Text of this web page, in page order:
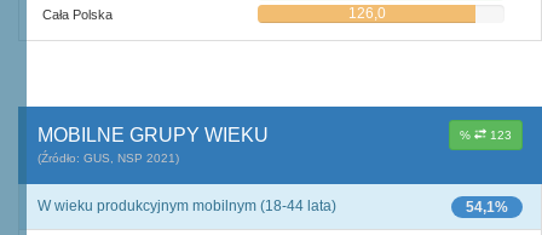
Cała Polska 126,0
% 123
MOBILNE GRUPY WIEKU
(Źródło: GUS, NSP 2021)
54,1%
W wieku produkcyjnym mobilnym (18-44 lata)